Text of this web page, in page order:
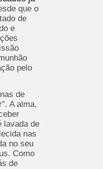
que o
de
e
pelo
de
A alma,
lavada de
nas
no seu
Como
de